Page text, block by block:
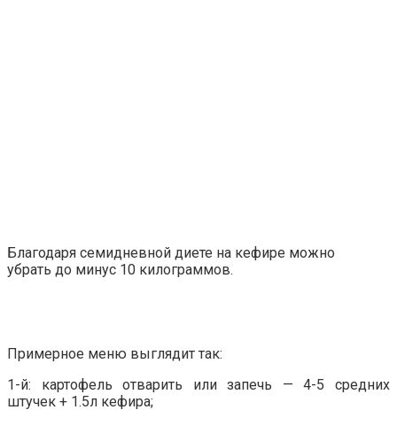
Благодаря семидневной диете на кефире можно
убрать до минус 10 килограммов.
Примерное меню выглядит так:
1-й: картофель отварить или запечь — 4-5 средних
штучек + 1.5л кефира;